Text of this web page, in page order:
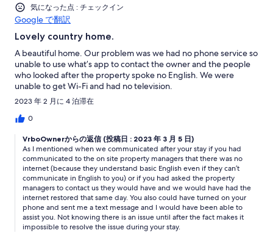
常
に
不
満
気になった点 : チェックイン
Google で翻訳
Lovely country home.
A beautiful home. Our problem was we had no phone service so
unable to use what’s app to contact the owner and the people
who looked after the property spoke no English. We were
unable to get Wi-Fi and had no television.
2023 年 2 月に 4 泊滞在
0
VrboOwnerからの返信 (投稿日 : 2023 年 3 月 5 日)
As I mentioned when we communicated after your stay if you had
communicated to the on site property managers that there was no
internet (because they understand basic English even if they can’t
communicate in English to you) or if you had asked the property
managers to contact us they would have and we would have had the
internet restored that same day. You also could have turned on your
phone and sent me a text message and I would have been able to
assist you. Not knowing there is an issue until after the fact makes it
impossible to resolve the issue during your stay.